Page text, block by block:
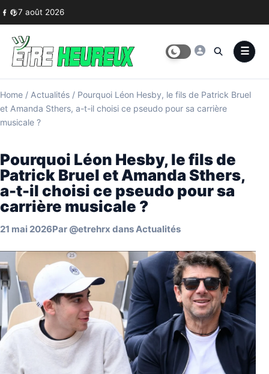
Skip to content
7 août 2026
Home / Actualités / Pourquoi Léon Hesby, le fils de Patrick Bruel
et Amanda Sthers, a-t-il choisi ce pseudo pour sa carrière
musicale ?
Pourquoi Léon Hesby, le fils de
Patrick Bruel et Amanda Sthers,
a-t-il choisi ce pseudo pour sa
carrière musicale ?
21 mai 2026Par @etrehrx dansActualités